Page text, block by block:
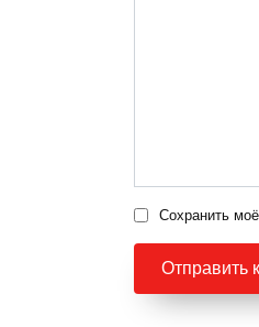
Сохранить